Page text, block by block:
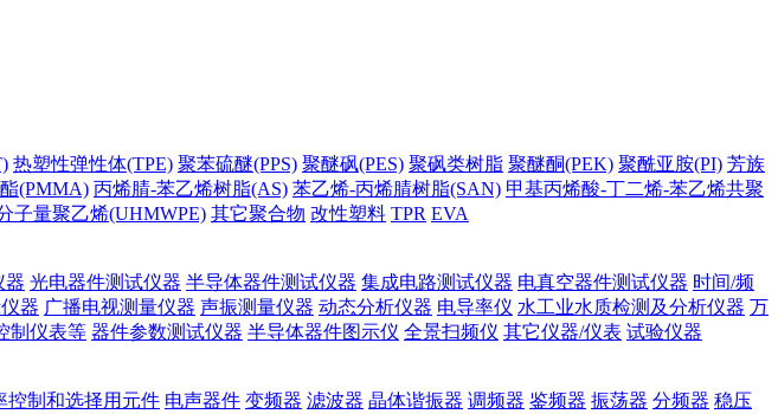
热塑性弹性体(TPE) 聚苯硫醚(PPS) 聚醚砜(PES) 聚砜类树脂 聚醚酮(PEK) 聚酰亚胺(PI) 芳族
(PMMA) 丙烯腈-苯乙烯树脂(AS) 苯乙烯-丙烯腈树脂(SAN) 甲基丙烯酸-丁二烯-苯乙烯共聚
子量聚乙烯(UHMWPE) 其它聚合物 改性塑料 TPR EVA
器 光电器件测试仪器 半导体器件测试仪器 集成电路测试仪器 电真空器件测试仪器 时间/频
器 广播电视测量仪器 声振测量仪器 动态分析仪器 电导率仪 水工业水质检测及分析仪器 万
制仪表等 器件参数测试仪器 半导体器件图示仪 全景扫频仪 其它仪器/仪表 试验仪器
控制和选择用元件 电声器件 变频器 滤波器 晶体谐振器 调频器 鉴频器 振荡器 分频器 稳压